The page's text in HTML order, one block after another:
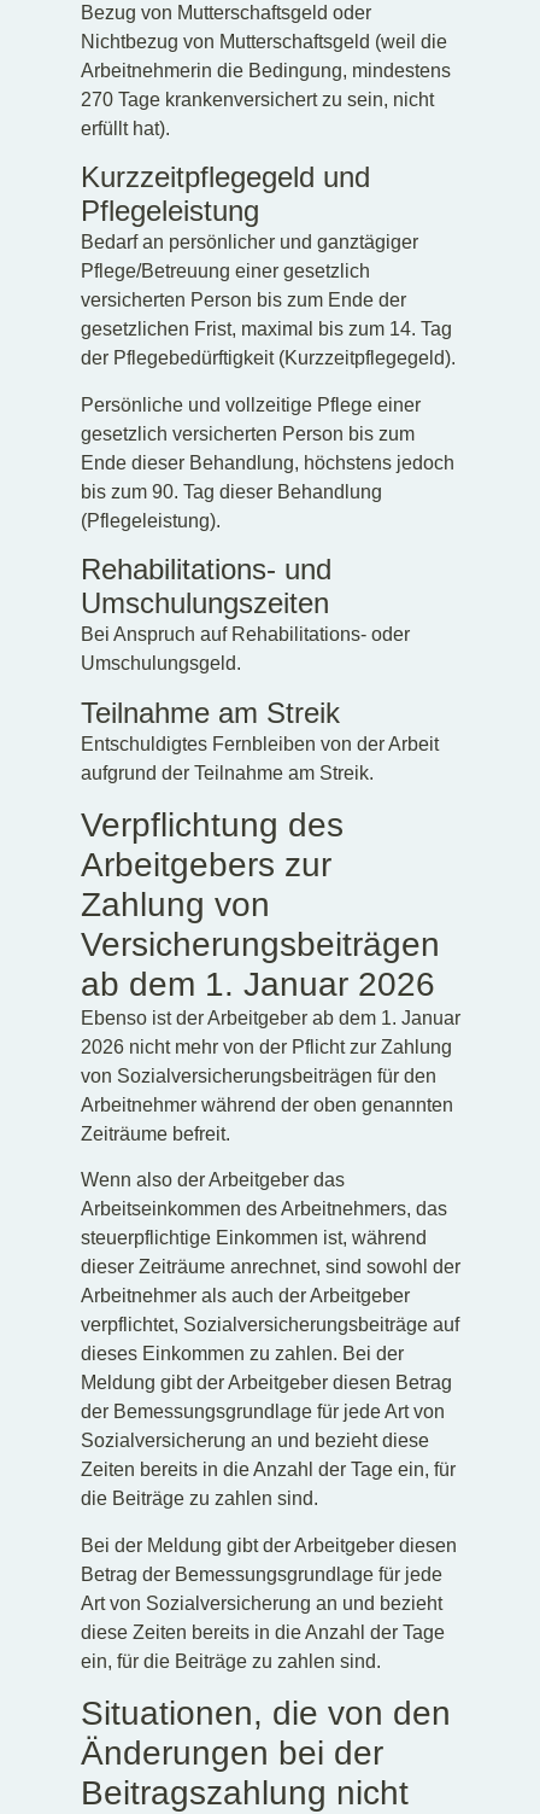
Bezug von Mutterschaftsgeld oder
Nichtbezug von Mutterschaftsgeld (weil die
Arbeitnehmerin die Bedingung, mindestens
270 Tage krankenversichert zu sein, nicht
erfüllt hat).
Kurzzeitpflegegeld und
Pflegeleistung
Bedarf an persönlicher und ganztägiger
Pflege/Betreuung einer gesetzlich
versicherten Person bis zum Ende der
gesetzlichen Frist, maximal bis zum 14. Tag
der Pflegebedürftigkeit (Kurzzeitpflegegeld).
Persönliche und vollzeitige Pflege einer
gesetzlich versicherten Person bis zum
Ende dieser Behandlung, höchstens jedoch
bis zum 90. Tag dieser Behandlung
(Pflegeleistung).
Rehabilitations- und
Umschulungszeiten
Bei Anspruch auf Rehabilitations- oder
Umschulungsgeld.
Teilnahme am Streik
Entschuldigtes Fernbleiben von der Arbeit
aufgrund der Teilnahme am Streik.
Verpflichtung des
Arbeitgebers zur
Zahlung von
Versicherungsbeiträgen
ab dem 1. Januar 2026
Ebenso ist der Arbeitgeber ab dem 1. Januar
2026 nicht mehr von der Pflicht zur Zahlung
von Sozialversicherungsbeiträgen für den
Arbeitnehmer während der oben genannten
Zeiträume befreit.
Wenn also der Arbeitgeber das
Arbeitseinkommen des Arbeitnehmers, das
steuerpflichtige Einkommen ist, während
dieser Zeiträume anrechnet, sind sowohl der
Arbeitnehmer als auch der Arbeitgeber
verpflichtet, Sozialversicherungsbeiträge auf
dieses Einkommen zu zahlen. Bei der
Meldung gibt der Arbeitgeber diesen Betrag
der Bemessungsgrundlage für jede Art von
Sozialversicherung an und bezieht diese
Zeiten bereits in die Anzahl der Tage ein, für
die Beiträge zu zahlen sind.
Bei der Meldung gibt der Arbeitgeber diesen
Betrag der Bemessungsgrundlage für jede
Art von Sozialversicherung an und bezieht
diese Zeiten bereits in die Anzahl der Tage
ein, für die Beiträge zu zahlen sind.
Situationen, die von den
Änderungen bei der
Beitragszahlung nicht